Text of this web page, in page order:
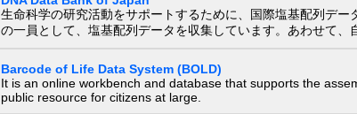
生命科学の研究活動をサポートするために、国際塩基配列デ
の一員として、塩基配列データを収集しています。あわせて
Barcode of Life Data System (BOLD)
It is an online workbench and database that supports the
public resource for citizens at large.